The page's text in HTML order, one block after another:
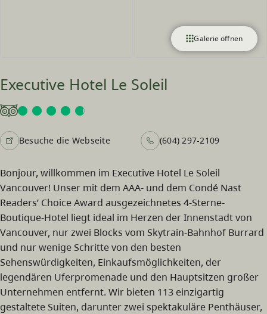
Galerie öffnen
Executive Hotel Le Soleil
Besuche die Webseite (604) 297-2109
Bonjour, willkommen im Executive Hotel Le Soleil
Vancouver! Unser mit dem AAA- und dem Condé Nast
Readers’ Choice Award ausgezeichnetes 4-Sterne-
Boutique-Hotel liegt ideal im Herzen der Innenstadt von
Vancouver, nur zwei Blocks vom Skytrain-Bahnhof Burrard
und nur wenige Schritte von den besten
Sehenswürdigkeiten, Einkaufsmöglichkeiten, der
legendären Uferpromenade und den Hauptsitzen großer
Unternehmen entfernt. Wir bieten 113 einzigartig
gestaltete Suiten, darunter zwei spektakuläre Penthäuser,